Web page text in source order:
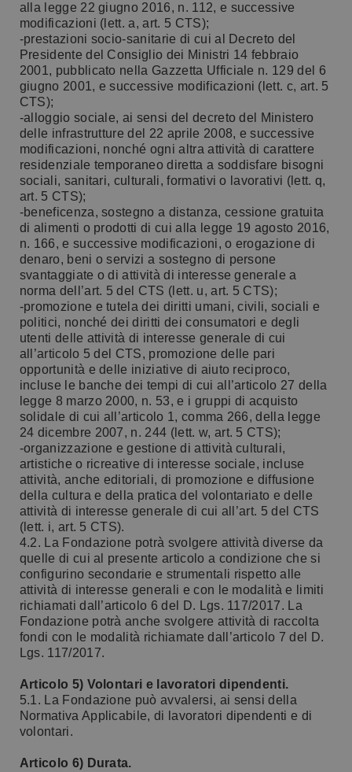
alla legge 22 giugno 2016, n. 112, e successive
modificazioni (lett. a, art. 5 CTS);
-prestazioni socio-sanitarie di cui al Decreto del
Presidente del Consiglio dei Ministri 14 febbraio
2001, pubblicato nella Gazzetta Ufficiale n. 129 del 6
giugno 2001, e successive modificazioni (lett. c, art. 5
CTS);
-alloggio sociale, ai sensi del decreto del Ministero
delle infrastrutture del 22 aprile 2008, e successive
modificazioni, nonché ogni altra attività di carattere
residenziale temporaneo diretta a soddisfare bisogni
sociali, sanitari, culturali, formativi o lavorativi (lett. q,
art. 5 CTS);
-beneficenza, sostegno a distanza, cessione gratuita
di alimenti o prodotti di cui alla legge 19 agosto 2016,
n. 166, e successive modificazioni, o erogazione di
denaro, beni o servizi a sostegno di persone
svantaggiate o di attività di interesse generale a
norma dell’art. 5 del CTS (lett. u, art. 5 CTS);
-promozione e tutela dei diritti umani, civili, sociali e
politici, nonché dei diritti dei consumatori e degli
utenti delle attività di interesse generale di cui
all’articolo 5 del CTS, promozione delle pari
opportunità e delle iniziative di aiuto reciproco,
incluse le banche dei tempi di cui all’articolo 27 della
legge 8 marzo 2000, n. 53, e i gruppi di acquisto
solidale di cui all’articolo 1, comma 266, della legge
24 dicembre 2007, n. 244 (lett. w, art. 5 CTS);
-organizzazione e gestione di attività culturali,
artistiche o ricreative di interesse sociale, incluse
attività, anche editoriali, di promozione e diffusione
della cultura e della pratica del volontariato e delle
attività di interesse generale di cui all’art. 5 del CTS
(lett. i, art. 5 CTS).
4.2. La Fondazione potrà svolgere attività diverse da
quelle di cui al presente articolo a condizione che si
configurino secondarie e strumentali rispetto alle
attività di interesse generali e con le modalità e limiti
richiamati dall’articolo 6 del D. Lgs. 117/2017. La
Fondazione potrà anche svolgere attività di raccolta
fondi con le modalità richiamate dall’articolo 7 del D.
Lgs. 117/2017.
Articolo 5) Volontari e lavoratori dipendenti.
5.1. La Fondazione può avvalersi, ai sensi della
Normativa Applicabile, di lavoratori dipendenti e di
volontari.
Articolo 6) Durata.